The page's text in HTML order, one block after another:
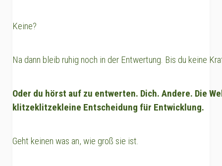
Keine?
Na dann bleib ruhig noch in der Entwertung. Bis du keine
Oder du hörst auf zu entwerten. Dich. Andere. Die
klitzeklitzekleine Entscheidung für Entwicklung.
Geht keinen was an, wie groß sie ist.